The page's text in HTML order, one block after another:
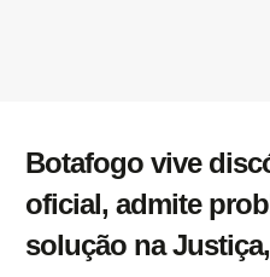
Botafogo vive
oficial, admite
solução na